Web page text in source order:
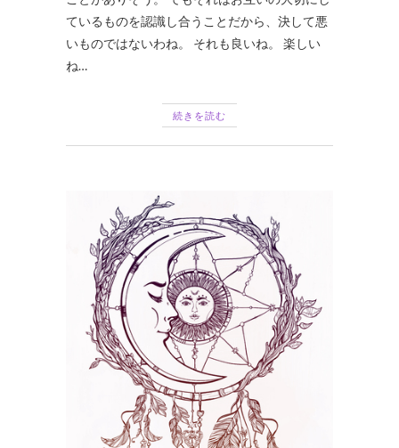
ているものを認識し合うことだから、決して悪
いものではないわね。 それも良いね。 楽しい
ね…
続きを読む